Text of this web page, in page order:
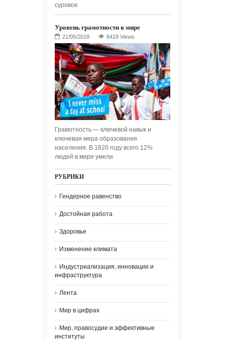
суровое
Уровень грамотности в мире
6418 Views
Грамотность — ключевой навык и
ключевая мера образования
населения. В 1820 году всего 12%
людей в мире умели
РУБРИКИ
Гендерное равенство
Достойная работа
Здоровье
Изменение климата
Индустриализация, инновации и
инфраструктура
Лента
Мир в цифрах
Мир, правосудие и эффективные
институты